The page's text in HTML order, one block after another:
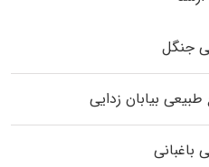
جنگل
بیابان زدایی
باغبانی